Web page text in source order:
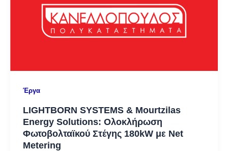
Έργα
LIGHTBORN SYSTEMS & Mourtzilas
Energy Solutions: Ολοκλήρωση
Φωτοβολταϊκού Στέγης 180kW με Net
Metering